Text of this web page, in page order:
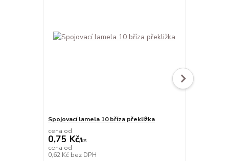
Spojovací lamela 10 bříza překližka
cena od
0,75 Kč/ks
cena od
0,62 Kč bez DPH